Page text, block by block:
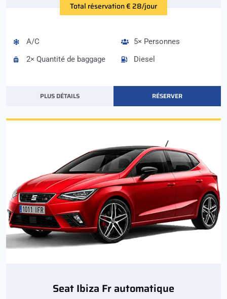
Total réservation € 28/jour
A/C
2× Quantité de baggage
5× Personnes
Diesel
PLUS DÉTAILS RÉSERVER
Seat Ibiza Fr automatique